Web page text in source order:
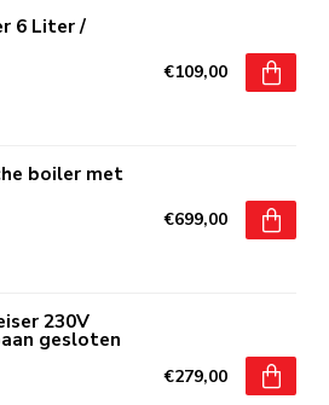
6 Liter /
€109,00
boiler met
€699,00
230V
gesloten
€279,00